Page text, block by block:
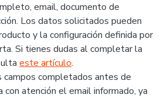
email, documento de
Los datos solicitados pueden
y la configuración definida por
Si tienes dudas al completar la
este artículo.
campos completados antes de
con atención el email informado, ya